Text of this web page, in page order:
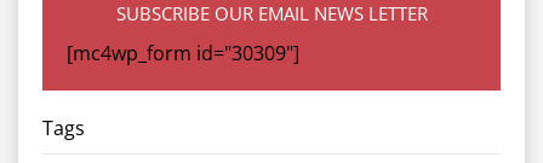
SUBSCRIBE OUR EMAIL NEWS LETTER
[mc4wp_form id="30309"]
Tags